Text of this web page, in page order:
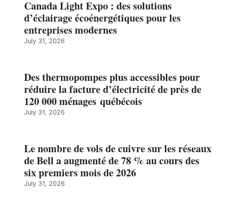
Canada Light Expo : des solutions
d’éclairage écoénergétiques pour les
entreprises modernes
July 31, 2026
Des thermopompes plus accessibles pour
réduire la facture d’électricité de près de
120 000 ménages québécois
July 31, 2026
Le nombre de vols de cuivre sur les réseaux
de Bell a augmenté de 78 % au cours des
six premiers mois de 2026
July 31, 2026